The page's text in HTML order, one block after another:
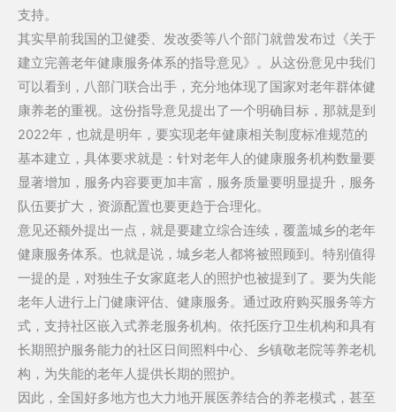
支持。
其实早前我国的卫健委、发改委等八个部门就曾发布过《关于
建立完善老年健康服务体系的指导意见》。从这份意见中我们
可以看到，八部门联合出手，充分地体现了国家对老年群体健
康养老的重视。这份指导意见提出了一个明确目标，那就是到
2022年，也就是明年，要实现老年健康相关制度标准规范的
基本建立，具体要求就是：针对老年人的健康服务机构数量要
显著增加，服务内容要更加丰富，服务质量要明显提升，服务
队伍要扩大，资源配置也要更趋于合理化。
意见还额外提出一点，就是要建立综合连续，覆盖城乡的老年
健康服务体系。也就是说，城乡老人都将被照顾到。特别值得
一提的是，对独生子女家庭老人的照护也被提到了。要为失能
老年人进行上门健康评估、健康服务。通过政府购买服务等方
式，支持社区嵌入式养老服务机构。依托医疗卫生机构和具有
长期照护服务能力的社区日间照料中心、乡镇敬老院等养老机
构，为失能的老年人提供长期的照护。
因此，全国好多地方也大力地开展医养结合的养老模式，甚至